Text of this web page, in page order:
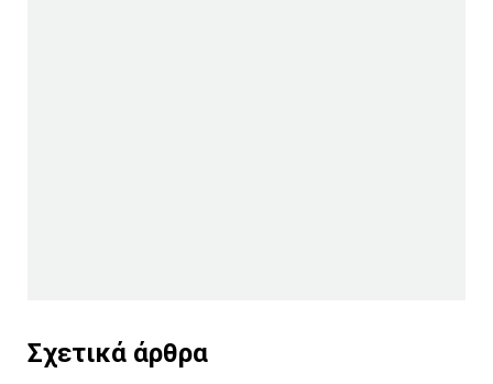
Σχετικά άρθρα